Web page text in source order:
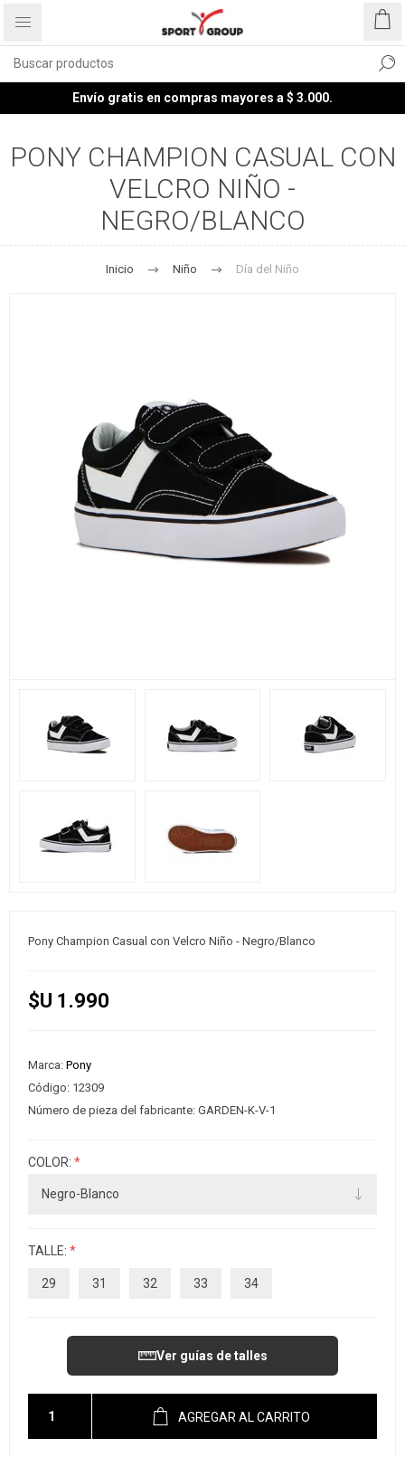
Envío gratis en compras mayores a $ 3.000.
PONY CHAMPION CASUAL CON
VELCRO NIÑO -
NEGRO/BLANCO
Inicio Niño Día del Niño
Pony Champion Casual con Velcro Niño - Negro/Blanco
$U 1.990
Marca: Pony
Código: 12309
Número de pieza del fabricante: GARDEN-K-V-1
COLOR: *
TALLE: *
29 31 32 33 34
Ver guías de talles
AGREGAR AL CARRITO